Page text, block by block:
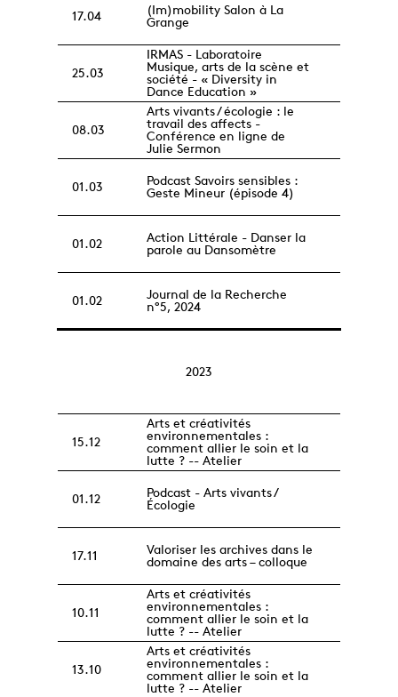
17.04
(Im)mobility Salon à La
Grange
25.03
IRMAS - Laboratoire
Musique, arts de la scène et
société - « Diversity in
Dance Education »
08.03
Arts vivants / écologie : le
travail des affects -
Conférence en ligne de
Julie Sermon
01.03
Podcast Savoirs sensibles :
Geste Mineur (épisode 4)
01.02
Action Littérale - Danser la
parole au Dansomètre
01.02
Journal de la Recherche
n°5, 2024
2023
15.12
Arts et créativités
environnementales :
comment allier le soin et la
lutte ? -- Atelier
01.12
Podcast - Arts vivants /
Écologie
17.11
Valoriser les archives dans le
domaine des arts – colloque
10.11
Arts et créativités
environnementales :
comment allier le soin et la
lutte ? -- Atelier
13.10
Arts et créativités
environnementales :
comment allier le soin et la
lutte ? -- Atelier